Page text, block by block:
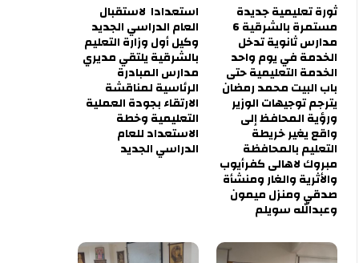
ثورة تعليمية جديدة
مستمرة بالشرقية 6
مدارس ثانوية تدخل
الخدمة في يوم واحد
الخدمة التعليمية حتى
باب البيت محمد رمضان
يترجم توجيهات الوزير
ورؤية المحافظ إلى
واقع يغير خريطة
التعليم بالمحافظة
مبروك لاهالى كفرأيوب
والأثرية والغار ومنشأة
صدقي ومنزل ميمون
وعبدالله سويلم
استعدادا لاستقبال
العام الدراسي الجديد
وكيل أول وزارة التعليم
بالشرقية يلتقي مديري
مدارس المبادرة
الرئاسية لمناقشة
الارتقاء بجودة العملية
التعليمية وخطة
الاستعداد للعام
الدراسي الجديد